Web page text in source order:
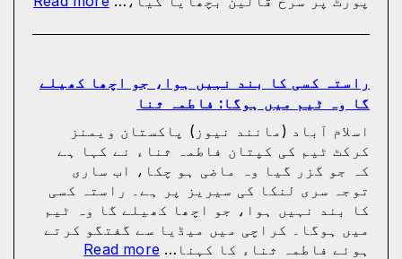
33
دستخط
کپ
کے
ساتھ
راستہ کسی کا بند نہیں ہوا، جو اچھا کھیلے
گا وہ ٹیم میں ہوگا: فاطمہ ثنا
اسلام آباد (مانند نیوز) پاکستان ویمنز
کرکٹ ٹیم کی کپتان فاطمہ ثناء نے کہا ہے
کہ جو گزر گیا وہ ماضی ہو چکا، اب ساری
توجہ سری لنکا کی سیریز پر ہے۔ راستہ کسی
کا بند نہیں ہوا، جو اچھا کھیلے گا وہ ٹیم
میں ہوگا۔ کراچی میں میڈیا سے گفتگو کرتے
ہوئے فاطمہ ثناء کا کہنا…Read more
: